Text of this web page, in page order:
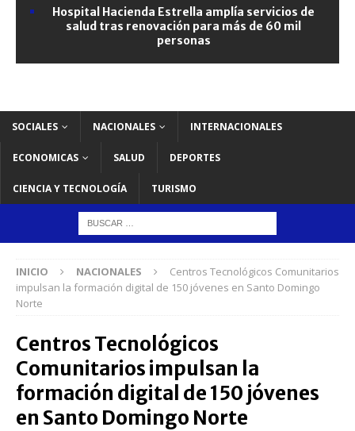
Hospital Hacienda Estrella amplía servicios de
salud tras renovación para más de 60 mil
personas
SOCIALES NACIONALES INTERNACIONALES
ECONOMICAS SALUD DEPORTES
CIENCIA Y TECNOLOGÍA TURISMO
INICIO NACIONALES
Centros Tecnológicos Comunitarios
impulsan la formación digital de 150 jóvenes en Santo Domingo
Norte
Centros Tecnológicos
Comunitarios impulsan la
formación digital de 150 jóvenes
en Santo Domingo Norte